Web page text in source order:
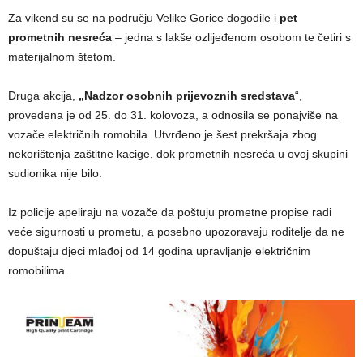
Za vikend su se na području Velike Gorice dogodile i pet
prometnih nesreća – jedna s lakše ozlijeđenom osobom te četiri s
materijalnom štetom.
Druga akcija, „Nadzor osobnih prijevoznih sredstava“,
provedena je od 25. do 31. kolovoza, a odnosila se ponajviše na
vozače električnih romobila. Utvrđeno je šest prekršaja zbog
nekorištenja zaštitne kacige, dok prometnih nesreća u ovoj skupini
sudionika nije bilo.
Iz policije apeliraju na vozače da poštuju prometne propise radi
veće sigurnosti u prometu, a posebno upozoravaju roditelje da ne
dopuštaju djeci mlađoj od 14 godina upravljanje električnim
romobilima.